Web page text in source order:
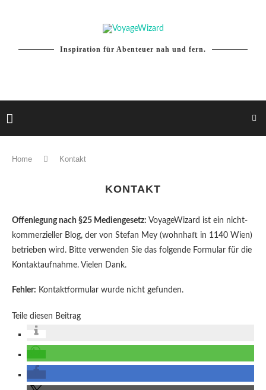
Inspiration für Abenteuer nah und fern.
Home Kontakt
KONTAKT
Offenlegung nach §25 Mediengesetz: VoyageWizard ist ein nicht-
kommerzieller Blog, der von Stefan Mey (wohnhaft in 1140 Wien)
betrieben wird. Bitte verwenden Sie das folgende Formular für die
Kontaktaufnahme. Vielen Dank.
Fehler: Kontaktformular wurde nicht gefunden.
Teile diesen Beitrag